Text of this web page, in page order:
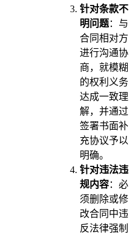
针对条款不
明问题：与
合同相对方
进行沟通协
商，就模糊
的权利义务
达成一致理
解，并通过
签署书面补
充协议予以
明确。
针对违法违
规内容：必
须删除或修
改合同中违
反法律强制